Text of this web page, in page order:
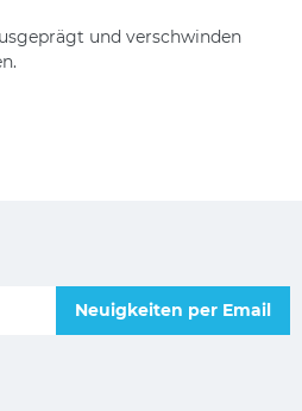
und verschwinden
Neuigkeiten per Email